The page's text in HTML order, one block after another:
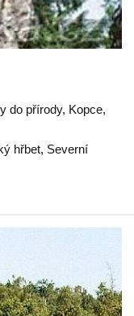
do přírody, Kopce,
hřbet, Severní